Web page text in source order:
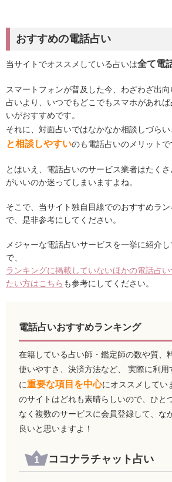
おすすめの電話占い
当サイトでオススメしている占いは全て電
スマートフォンが普及した今、わざわざ出
占いより、いつでもどこでもスマホがあれ
いがおすすめです。
それに、対面占いではなかなか相談しづらい
と相談しやすいのも電話占いのメリットで
とはいえ、電話占いのサービス業者はたく
がいいのか迷ってしまいますよね。
そこで、当サイト独自目線でのおすすめラ
で、是非参考にしてください。
メジャーな電話占いサービスを一挙に紹介
で、
ランキングに掲載していないほかの電話占
たい方はこちら も参考にしてください。
電話占いおすすめランキング
在籍している占い師・鑑定師の数や質、
使いやすさ、決済方法など、 実際に利
に重要な項目を中心にオススメしてい
のサイトはどれも素晴らしいので、ひと
なく複数のサービスに会員登録して、な
良いと思いますよ！
ココナラチャット占い